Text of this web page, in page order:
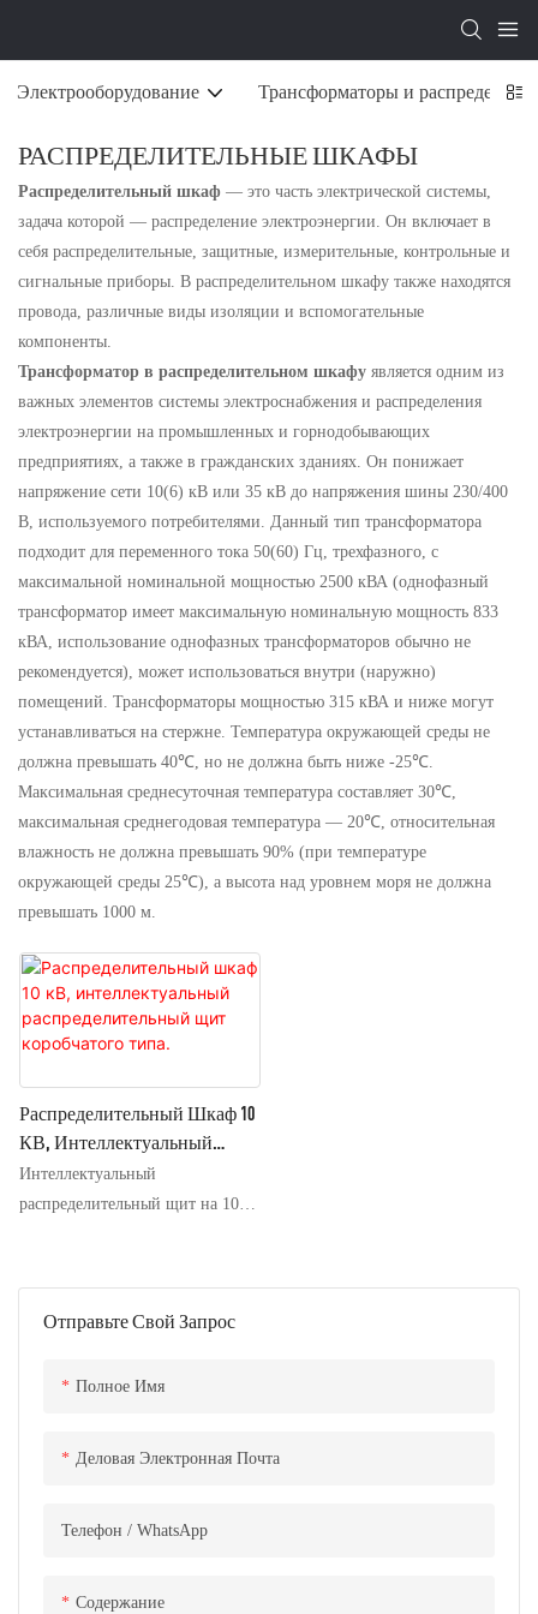
Электрооборудование Трансформаторы и
РАСПРЕДЕЛИТЕЛЬНЫЕ ШКАФЫ
Распределительный шкаф — это часть электрической системы,
задача которой — распределение электроэнергии. Он включает в
себя распределительные, защитные, измерительные, контрольные и
сигнальные приборы. В распределительном шкафу также находятся
провода, различные виды изоляции и вспомогательные
компоненты.
Трансформатор в распределительном шкафу является одним из
важных элементов системы электроснабжения и распределения
электроэнергии на промышленных и горнодобывающих
предприятиях, а также в гражданских зданиях. Он понижает
напряжение сети 10(6) кВ или 35 кВ до напряжения шины 230/400
В, используемого потребителями. Данный тип трансформатора
подходит для переменного тока 50(60) Гц, трехфазного, с
максимальной номинальной мощностью 2500 кВА (однофазный
трансформатор имеет максимальную номинальную мощность 833
кВА, использование однофазных трансформаторов обычно не
рекомендуется), может использоваться внутри (наружно)
помещений. Трансформаторы мощностью 315 кВА и ниже могут
устанавливаться на стержне. Температура окружающей среды не
должна превышать 40℃, но не должна быть ниже -25℃.
Максимальная среднесуточная температура составляет 30℃,
максимальная среднегодовая температура — 20℃, относительная
влажность не должна превышать 90% (при температуре
окружающей среды 25℃), а высота над уровнем моря не должна
превышать 1000 м.
Отправьте Свой Запрос
Полное Имя
Деловая Электронная Почта
Телефон / WhatsApp
Содержание
Распределительный Шкаф 10
КВ, Интеллектуальный
Распределительный Щит
Коробчатого Типа.
Интеллектуальный
распределительный щит на 10
нагрузки, вакуумных
выключателей и других
подходящих для автоматизации
масштабируемое
оборудование. Он обладает
безмасляность,